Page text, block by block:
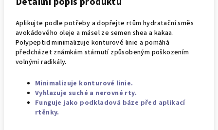
Aplikujte podle potřeby a dopřejte rtům hydratační směs
avokádového oleje a másel ze semen shea a kakaa.
Polypeptid minimalizuje konturové linie a pomáhá
předcházet známkám stárnutí způsobeným poškozením
volnými radikály.
Minimalizuje konturové linie.
Vyhlazuje suché a nerovné rty.
Funguje jako podkladová báze před aplikací
rtěnky.